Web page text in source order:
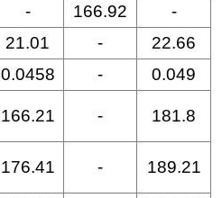
- 166.92
-
21.01 -
22.66
0.0458 -
0.049
166.21 - 181.8
176.41 - 189.21